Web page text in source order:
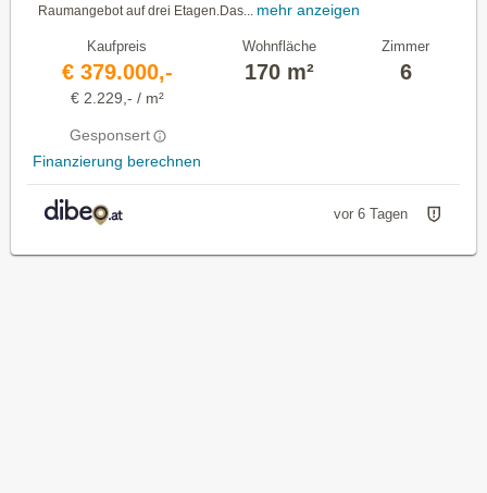
Raumangebot auf drei Etagen.Das... mehr anzeigen
Kaufpreis
€ 379.000,-
€ 2.229,- / m²
Gesponsert
Finanzierung berechnen
Wohnfläche
170 m²
Zimmer
6
vor 6 Tagen